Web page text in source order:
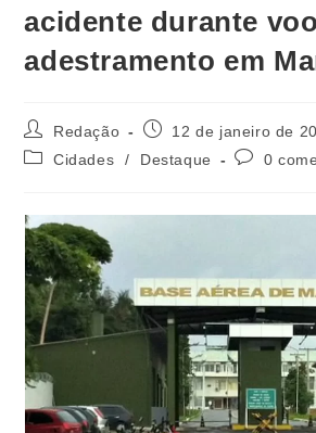
acidente durante
adestramento em
Redação
12 de janeiro de
Cidades
/ Destaque 0